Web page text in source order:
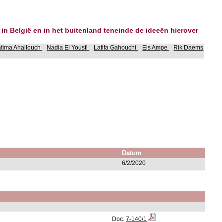
België en in het buitenland teneinde de ideeën hierover
Ahallouch Nadia El Yousfi Latifa Gahouchi Els Ampe
Rik Daems
Datum
6/2/2020
Doc.7-140/1